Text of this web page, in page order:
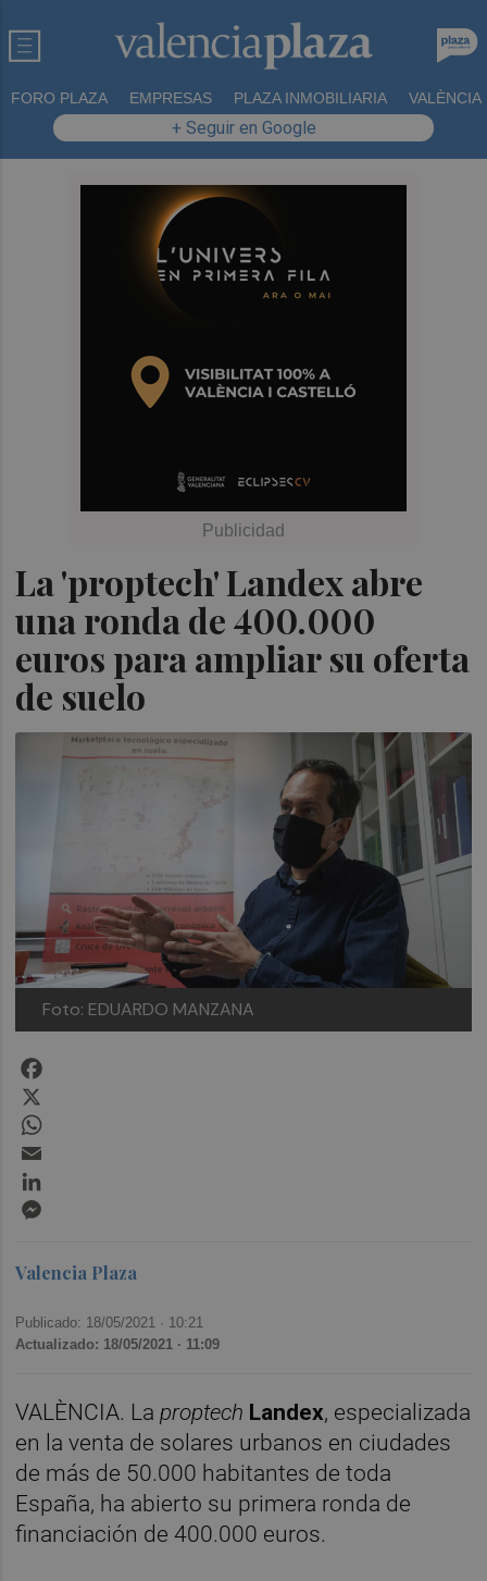
FORO PLAZA EMPRESAS PLAZA INMOBILIARIA VALÈNCIA
+ Seguir en Google
La 'proptech' Landex abre
una ronda de 400.000
euros para ampliar su oferta
de suelo
Foto: EDUARDO MANZANA
Valencia Plaza
Publicado: 18/05/2021 · 10:21
Actualizado: 18/05/2021 · 11:09
VALÈNCIA. Laproptech Landex, especializada
en la venta de solares urbanos en ciudades
de más de 50.000 habitantes de toda
España, ha abierto su primera ronda de
financiación de 400.000 euros.